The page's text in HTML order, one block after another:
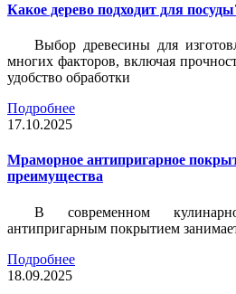
Какое дерево подходит для
Выбор древесины для
многих факторов, включая
удобство обработки
Подробнее
17.10.2025
Мраморное антипригарное
преимущества
В современном
антипригарным покрытием
Подробнее
18.09.2025